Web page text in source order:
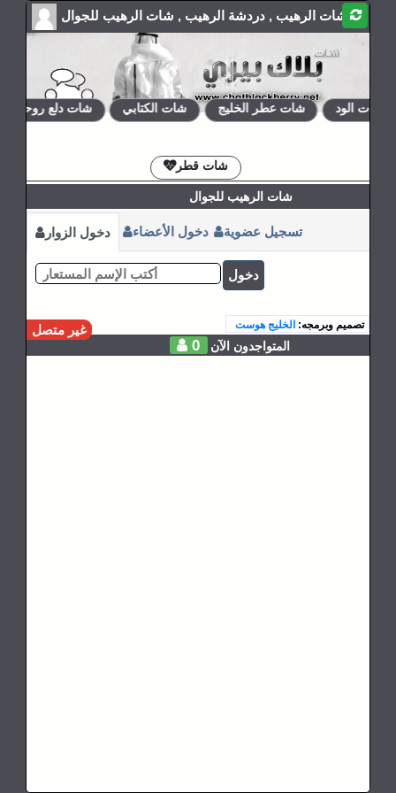
شات الرهيب , دردشة الرهيب , شات الرهيب للجوال
شات دلع روحي شات الكتابي شات عطر الخليج شات الود
شات قطر
شات الرهيب للجوال
دخول الزوار دخول الأعضاء تسجيل عضوية
دخول
غير متصل تصميم وبرمجه:الخليج هوست
0 المتواجدون الآن